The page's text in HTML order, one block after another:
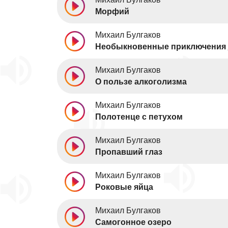
Морфий
Михаил Булгаков
Необыкновенные приключения
Михаил Булгаков
О пользе алкоголизма
Михаил Булгаков
Полотенце с петухом
Михаил Булгаков
Пропавший глаз
Михаил Булгаков
Роковые яйца
Михаил Булгаков
Самогонное озеро